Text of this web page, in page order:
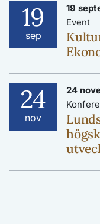
19
sep
19
Event
24
nov
24